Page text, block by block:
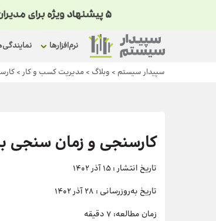
نرم‌افزارها
سپیدار سیستم > وبلاگ > مدیریت کسب و کار>
کارسنجی و زمان سنجی
تاریخ انتشار : 15 آذر 1402
تاریخ به‌روزرسانی : 28 آذر 1402
زمان مطالعه: 7 دقیقه